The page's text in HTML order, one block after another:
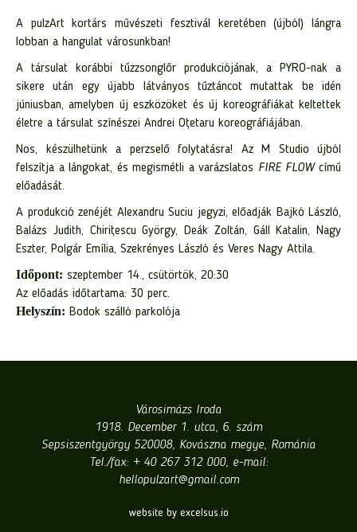
A pulzArt kortárs művészeti fesztivál keretében (újból) lángra
lobban a hangulat városunkban!
A társulat korábbi tűzzsonglőr produkciójának, a PYRO-nak a
sikere után egy újabb látványos tűztáncot mutattak be idén
júniusban, amelyben új eszközöket és új koreográfiákat keltettek
életre a társulat színészei Andrei Oțetaru koreográfiájában.
Nos, készülhetünk a perzselő folytatásra! Az M Studio újból
felszítja a lángokat, és megismétli a varázslatos FIRE FLOWcímű
előadását.
A produkció zenéjét Alexandru Suciu jegyzi, előadják Bajkó László,
Balázs Judith, Chirițescu György, Deák Zoltán, Gáll Katalin, Nagy
Eszter, Polgár Emília, Szekrényes László és Veres Nagy Attila.
Időpont: szeptember 14., csütörtök, 20:30
Az előadás időtartama: 30 perc.
Helyszín: Bodok szálló parkolója
Városimázs Iroda
1918. December 1. utca, 6. szám
Sepsiszentgyörgy 520008, Kovászna megye, Románia
Tel./fax: + 40 267 312 000, e-mail:
hellopulzart@gmail.com
website by excelsus.io